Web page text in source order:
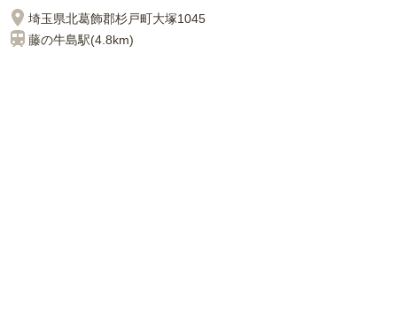
埼玉県北葛飾郡杉戸町大塚1045
藤の牛島駅(4.8km)